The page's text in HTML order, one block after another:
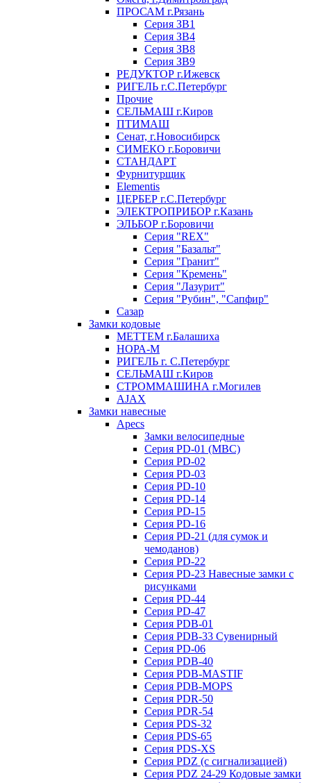
ПРОСАМ г.Рязань
Серия ЗВ1
Серия ЗВ4
Серия ЗВ8
Серия ЗВ9
РЕДУКТОР г.Ижевск
РИГЕЛЬ г.С.Петербург
Прочие
СЕЛЬМАШ г.Киров
ПТИМАШ
Сенат, г.Новосибирск
СИМЕКО г.Боровичи
СТАНДАРТ
Фурнитурщик
Elementis
ЦЕРБЕР г.С.Петербург
ЭЛЕКТРОПРИБОР г.Казань
ЭЛЬБОР г.Боровичи
Серия "REX"
Серия "Базальт"
Серия "Гранит"
Серия "Кремень"
Серия "Лазурит"
Серия "Рубин", "Сапфир"
Сазар
Замки кодовые
МЕТТЕМ г.Балашиха
НОРА-М
РИГЕЛЬ г. С.Петербург
СЕЛЬМАШ г.Киров
СТРОММАШИНА г.Могилев
AJAX
Замки навесные
Apecs
Замки велосипедные
Серия PD-01 (МВС)
Серия PD-02
Серия PD-03
Серия PD-10
Серия PD-14
Серия PD-15
Серия PD-16
Серия PD-21 (для сумок и
чемоданов)
Серия PD-22
Серия PD-23 Навесные замки с
рисунками
Серия PD-44
Серия PD-47
Серия PDB-01
Серия PDB-33 Сувенирный
Серия PD-06
Серия PDB-40
Серия PDB-MASTIF
Серия PDB-MOPS
Серия PDR-50
Серия PDR-54
Серия PDS-32
Серия PDS-65
Серия PDS-XS
Серия PDZ (с сигнализацией)
Серия PDZ 24-29 Кодовые замки